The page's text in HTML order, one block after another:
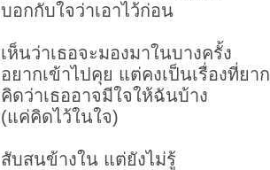
บอกกับใจว่าเอาไว้ก่อน
เห็นว่าเธอจะมองมาในบางครั้ง
อยากเข้าไปคุย แต่คงเป็นเรื่องที่ยาก
คิดว่าเธออาจมีใจให้ฉันบ้าง
(แค่คิดไว้ในใจ)
สับสนข้างใน แต่ยังไม่รู้